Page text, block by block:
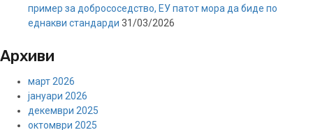
пример за добрососедство, ЕУ патот мора да биде по
еднакви стандарди 31/03/2026
Архиви
март 2026
јануари 2026
декември 2025
октомври 2025